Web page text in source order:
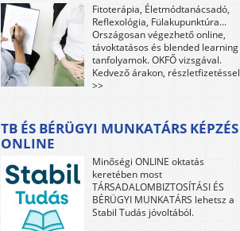
Fitoterápia, Életmódtanácsadó,
Reflexológia, Fülakupunktúra...
Országosan végezhető online,
távoktatásos és blended learning
tanfolyamok. OKFŐ vizsgával.
Kedvező árakon, részletfizetéssel
>>
TB ÉS BÉRÜGYI MUNKATÁRS KÉPZÉS
ONLINE
Minőségi ONLINE oktatás
keretében most
TÁRSADALOMBIZTOSÍTÁSI ÉS
BÉRÜGYI MUNKATÁRS lehetsz a
Stabil Tudás jóvoltából.